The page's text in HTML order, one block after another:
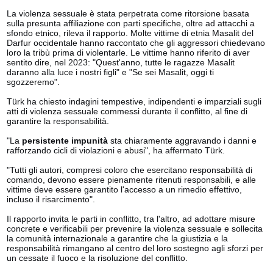
La violenza sessuale è stata perpetrata come ritorsione basata
sulla presunta affiliazione con parti specifiche, oltre ad attacchi a
sfondo etnico, rileva il rapporto. Molte vittime di etnia Masalit del
Darfur occidentale hanno raccontato che gli aggressori chiedevano
loro la tribù prima di violentarle. Le vittime hanno riferito di aver
sentito dire, nel 2023: "Quest'anno, tutte le ragazze Masalit
daranno alla luce i nostri figli" e "Se sei Masalit, oggi ti
sgozzeremo".
Türk ha chiesto indagini tempestive, indipendenti e imparziali sugli
atti di violenza sessuale commessi durante il conflitto, al fine di
garantire la responsabilità.
"La persistente impunitàsta chiaramente aggravando i danni e
rafforzando cicli di violazioni e abusi", ha affermato Türk.
"Tutti gli autori, compresi coloro che esercitano responsabilità di
comando, devono essere pienamente ritenuti responsabili, e alle
vittime deve essere garantito l'accesso a un rimedio effettivo,
incluso il risarcimento".
Il rapporto invita le parti in conflitto, tra l'altro, ad adottare misure
concrete e verificabili per prevenire la violenza sessuale e sollecita
la comunità internazionale a garantire che la giustizia e la
responsabilità rimangano al centro del loro sostegno agli sforzi per
un cessate il fuoco e la risoluzione del conflitto.